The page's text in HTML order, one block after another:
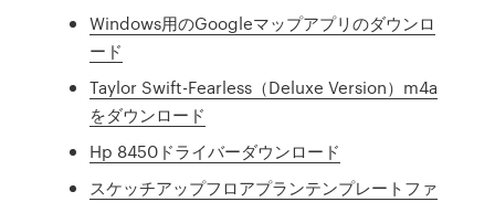
Windows用のGoogleマップアプリのダウンロ
ード
Taylor Swift-Fearless（Deluxe Version）m4a
をダウンロード
Hp 8450ドライバーダウンロード
スケッチアップフロアプランテンプレートファ